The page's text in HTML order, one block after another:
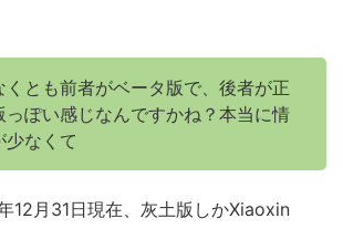
くとも前者がベータ版で、後者が正
っぽい感じなんですかね？本当に情
少なくて
12月31日現在、灰土版しかXiaoxin